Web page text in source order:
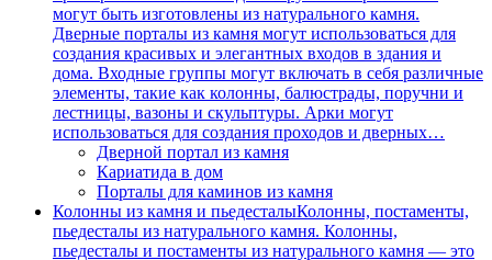
могут быть изготовлены из натурального камня.
Дверные порталы из камня могут использоваться для
создания красивых и элегантных входов в здания и
дома. Входные группы могут включать в себя различные
элементы, такие как колонны, балюстрады, поручни и
лестницы, вазоны и скульптуры. Арки могут
использоваться для создания проходов и дверных…
Дверной портал из камня
Кариатида в дом
Порталы для каминов из камня
Колонны из камня и пьедесталыКолонны, постаменты,
пьедесталы из натурального камня. Колонны,
пьедесталы и постаменты из натурального камня — это